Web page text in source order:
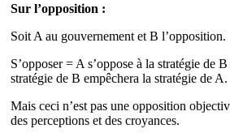
Sur l’opposition :
Soit A au gouvernement et B l’opposition.
S’opposer = A s’oppose à la stratégie de
stratégie de B empêchera la stratégie de A.
Mais ceci n’est pas une opposition
des perceptions et des croyances.